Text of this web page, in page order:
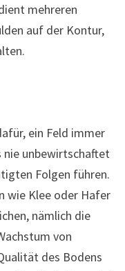
mehreren
auf der Kontur,
ein Feld immer
nie unbewirtschaftet
Folgen führen.
wie Klee oder Hafer
nämlich die
von
des Bodens